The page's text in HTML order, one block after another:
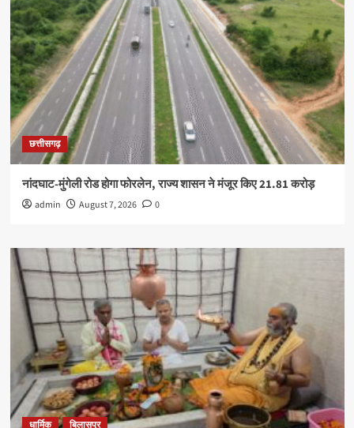
छत्तीसगढ़
नांदघाट-मुंगेली रोड होगा फोरलेन, राज्य शासन ने मंजूर किए 21.81 करोड़
admin August 7, 2026 0
धार्मिक बिलासपुर